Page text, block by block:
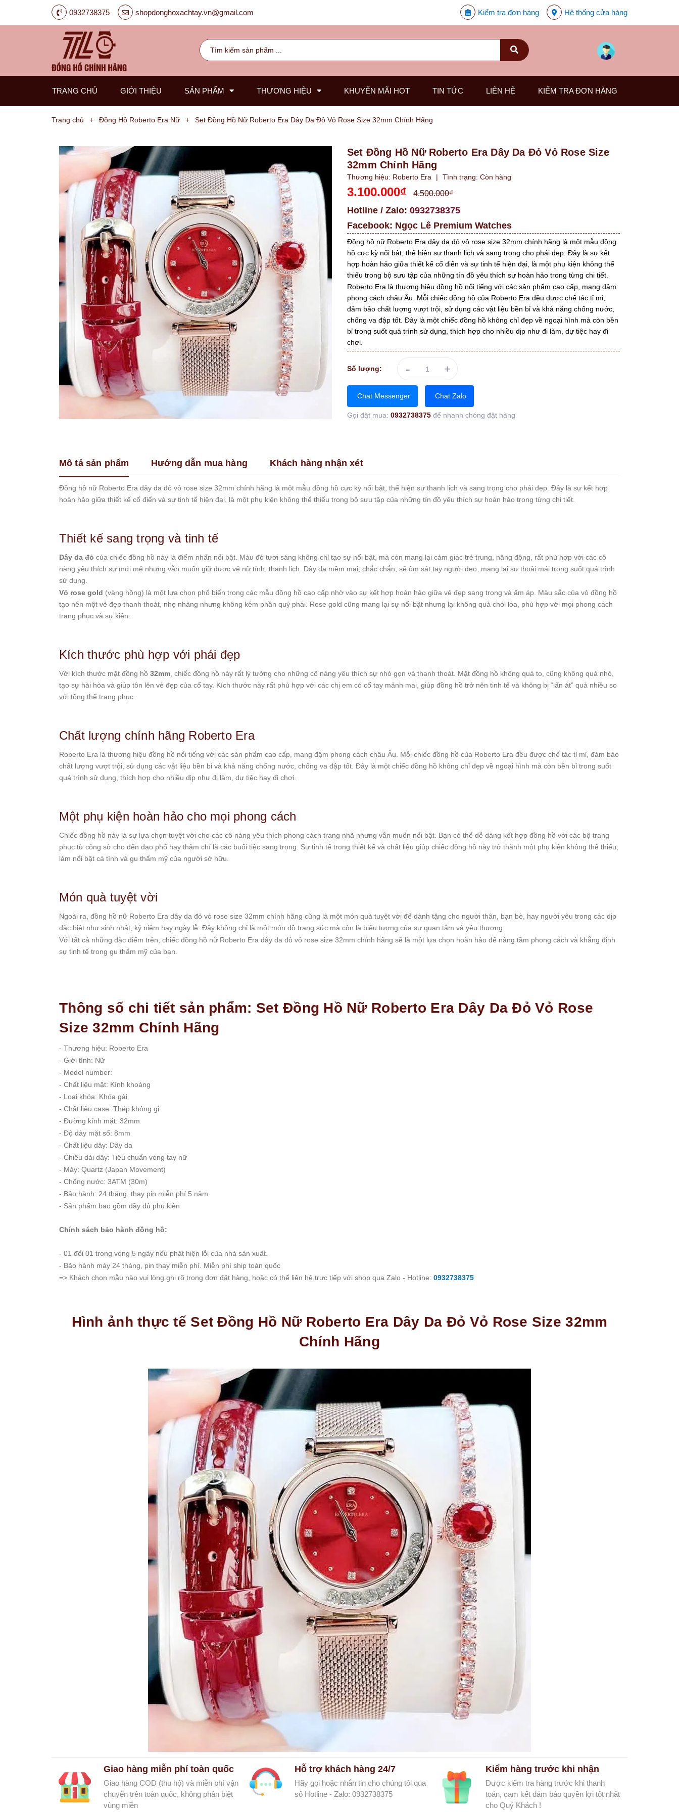
0932738375 shopdonghoxachtay.vn@gmail.com Kiểm tra đơn hàng Hệ thống cửa hàng
TRANG CHỦ GIỚI THIỆU SẢN PHẨM
Nam
Kinze
Hanboro
Madocy
Margaret
Michael
Kors
Rivero
Sunrise
Hồ
Nữ
Amica
Franklin
Guess
Hanboro
Kemil
Marc
Jacobs
Melissa
Michael
Kors
Royal
Crown
Starke
Sunrise
Cặp
Jacobs
Kors
Sunrise
Khác
Set
Đồng
Hồ
Vòng
Hồ
Và
Dây
Đồng
Dây
chuyền
Vòng
Tay
Nhẫn
THƯƠNG HIỆU KHUYẾN MÃI HOT TIN TỨC LIÊN HỆ KIỂM TRA ĐƠN HÀNG
Trang chủ + Đồng Hồ Roberto Era Nữ + Set Đồng Hồ Nữ Roberto Era Dây Da Đỏ Vỏ Rose Size 32mm Chính Hãng
Set Đồng Hồ Nữ Roberto Era Dây Da Đỏ Vỏ Rose Size
32mm Chính Hãng
Thương hiệu: Roberto Era | Tình trạng: Còn hàng
3.100.000₫ 4.500.000₫
Hotline / Zalo: 0932738375
Facebook: Ngọc Lê Premium Watches
Đồng hồ nữ Roberto Era dây da đỏ vỏ rose size 32mm chính hãng là một mẫu đồng
hồ cực kỳ nổi bật, thể hiện sự thanh lịch và sang trọng cho phái đẹp. Đây là sự kết
hợp hoàn hảo giữa thiết kế cổ điển và sự tinh tế hiện đại, là một phụ kiện không thể
thiếu trong bộ sưu tập của những tín đồ yêu thích sự hoàn hảo trong từng chi tiết.
Roberto Era là thương hiệu đồng hồ nổi tiếng với các sản phẩm cao cấp, mang đậm
phong cách châu Âu. Mỗi chiếc đồng hồ của Roberto Era đều được chế tác tỉ mỉ,
đảm bảo chất lượng vượt trội, sử dụng các vật liệu bền bỉ và khả năng chống nước,
chống va đập tốt. Đây là một chiếc đồng hồ không chỉ đẹp về ngoại hình mà còn bền
bỉ trong suốt quá trình sử dụng, thích hợp cho nhiều dịp như đi làm, dự tiệc hay đi
chơi.
Số lượng: - +
Chat Messenger Chat Zalo
Gọi đặt mua: 0932738375 để nhanh chóng đặt hàng
Mô tả sản phẩm Hướng dẫn mua hàng Khách hàng nhận xét
Đồng hồ nữ Roberto Era dây da đỏ vỏ rose size 32mm chính hãng là một mẫu đồng hồ cực kỳ nổi bật, thể hiện sự thanh lịch và sang trọng cho phái đẹp. Đây là sự kết hợp
hoàn hảo giữa thiết kế cổ điển và sự tinh tế hiện đại, là một phụ kiện không thể thiếu trong bộ sưu tập của những tín đồ yêu thích sự hoàn hảo trong từng chi tiết.
Thiết kế sang trọng và tinh tế
Dây da đỏ của chiếc đồng hồ này là điểm nhấn nổi bật. Màu đỏ tươi sáng không chỉ tạo sự nổi bật, mà còn mang lại cảm giác trẻ trung, năng động, rất phù hợp với các cô
nàng yêu thích sự mới mẻ nhưng vẫn muốn giữ được vẻ nữ tính, thanh lịch. Dây da mềm mại, chắc chắn, sẽ ôm sát tay người đeo, mang lại sự thoải mái trong suốt quá trình
sử dụng.
Vỏ rose gold (vàng hồng) là một lựa chọn phổ biến trong các mẫu đồng hồ cao cấp nhờ vào sự kết hợp hoàn hảo giữa vẻ đẹp sang trọng và ấm áp. Màu sắc của vỏ đồng hồ
tạo nên một vẻ đẹp thanh thoát, nhẹ nhàng nhưng không kém phần quý phái. Rose gold cũng mang lại sự nổi bật nhưng lại không quá chói lóa, phù hợp với mọi phong cách
trang phục và sự kiện.
Kích thước phù hợp với phái đẹp
Với kích thước mặt đồng hồ 32mm , chiếc đồng hồ này rất lý tưởng cho những cô nàng yêu thích sự nhỏ gọn và thanh thoát. Mặt đồng hồ không quá to, cũng không quá nhỏ,
tạo sự hài hòa và giúp tôn lên vẻ đẹp của cổ tay. Kích thước này rất phù hợp với các chị em có cổ tay mảnh mai, giúp đồng hồ trở nên tinh tế và không bị “lấn át” quá nhiều so
với tổng thể trang phục.
Chất lượng chính hãng Roberto Era
Roberto Era là thương hiệu đồng hồ nổi tiếng với các sản phẩm cao cấp, mang đậm phong cách châu Âu. Mỗi chiếc đồng hồ của Roberto Era đều được chế tác tỉ mỉ, đảm bảo
chất lượng vượt trội, sử dụng các vật liệu bền bỉ và khả năng chống nước, chống va đập tốt. Đây là một chiếc đồng hồ không chỉ đẹp về ngoại hình mà còn bền bỉ trong suốt
quá trình sử dụng, thích hợp cho nhiều dịp như đi làm, dự tiệc hay đi chơi.
Một phụ kiện hoàn hảo cho mọi phong cách
Chiếc đồng hồ này là sự lựa chọn tuyệt vời cho các cô nàng yêu thích phong cách trang nhã nhưng vẫn muốn nổi bật. Bạn có thể dễ dàng kết hợp đồng hồ với các bộ trang
phục từ công sở cho đến dạo phố hay thậm chí là các buổi tiệc sang trọng. Sự tinh tế trong thiết kế và chất liệu giúp chiếc đồng hồ này trở thành một phụ kiện không thể thiếu,
làm nổi bật cá tính và gu thẩm mỹ của người sở hữu.
Món quà tuyệt vời
Ngoài ra, đồng hồ nữ Roberto Era dây da đỏ vỏ rose size 32mm chính hãng cũng là một món quà tuyệt vời để dành tặng cho người thân, bạn bè, hay người yêu trong các dịp
đặc biệt như sinh nhật, kỷ niệm hay ngày lễ. Đây không chỉ là một món đồ trang sức mà còn là biểu tượng của sự quan tâm và yêu thương.
Với tất cả những đặc điểm trên, chiếc đồng hồ nữ Roberto Era dây da đỏ vỏ rose size 32mm chính hãng sẽ là một lựa chọn hoàn hảo để nâng tầm phong cách và khẳng định
sự tinh tế trong gu thẩm mỹ của bạn.
Thông số chi tiết sản phẩm: Set Đồng Hồ Nữ Roberto Era Dây Da Đỏ Vỏ Rose
Size 32mm Chính Hãng
- Thương hiệu: Roberto Era
- Giới tính: Nữ
- Model number:
- Chất liệu mặt: Kính khoáng
- Loại khóa: Khóa gài
- Chất liệu case: Thép không gỉ
- Đường kính mặt: 32mm
- Độ dày mặt số: 8mm
- Chất liệu dây: Dây da
- Chiều dài dây: Tiêu chuẩn vòng tay nữ
- Máy: Quartz (Japan Movement)
- Chống nước: 3ATM (30m)
- Bảo hành: 24 tháng, thay pin miễn phí 5 năm
- Sản phẩm bao gồm đầy đủ phụ kiện
Chính sách bảo hành đồng hồ:
- 01 đổi 01 trong vòng 5 ngày nếu phát hiện lỗi của nhà sản xuất.
- Bảo hành máy 24 tháng, pin thay miễn phí. Miễn phí ship toàn quốc
=> Khách chọn mẫu nào vui lòng ghi rõ trong đơn đặt hàng, hoặc có thể liên hệ trực tiếp với shop qua Zalo - Hotline: 0932738375
Hình ảnh thực tế Set Đồng Hồ Nữ Roberto Era Dây Da Đỏ Vỏ Rose Size 32mm
Chính Hãng
Giao hàng miễn phí toàn quốc
Giao hàng COD (thu hộ) và miễn phí vận
chuyển trên toàn quốc, không phân biệt
vùng miền
Hỗ trợ khách hàng 24/7
Hãy gọi hoặc nhắn tin cho chúng tôi qua
số Hotline - Zalo: 0932738375
Kiểm hàng trước khi nhận
Được kiểm tra hàng trước khi thanh
toán, cam kết đảm bảo quyền lợi tốt nhất
cho Quý Khách !